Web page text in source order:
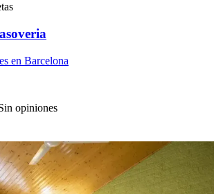
en Barcelona
opiniones